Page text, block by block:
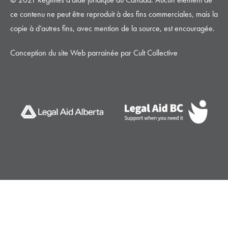
ce contenu ne peut être reproduit à des fins commerciales, mais la
copie à d’autres fins, avec mention de la source, est encouragée.
Conception du site Web parrainée par Cult Collective